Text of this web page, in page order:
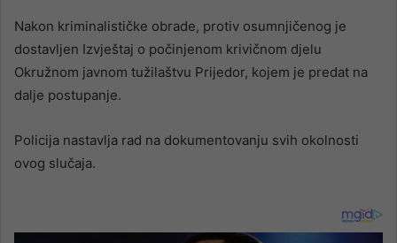
Nakon kriminalističke obrade, protiv osumnjičenog je
dostavljen Izvještaj o počinjenom krivičnom djelu
Okružnom javnom tužilaštvu Prijedor, kojem je predat na
dalje postupanje.
Policija nastavlja rad na dokumentovanju svih okolnosti
ovog slučaja.